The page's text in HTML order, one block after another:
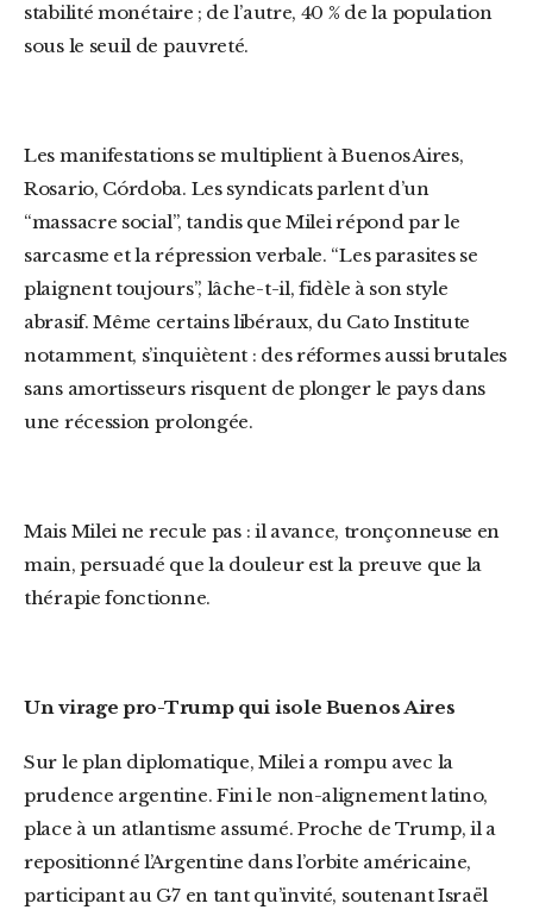
stabilité monétaire ; de l’autre, 40 % de la population
sous le seuil de pauvreté.
Les manifestations se multiplient à Buenos Aires,
Rosario, Córdoba. Les syndicats parlent d’un
“massacre social”, tandis que Milei répond par le
sarcasme et la répression verbale. “Les parasites se
plaignent toujours”, lâche-t-il, fidèle à son style
abrasif. Même certains libéraux, du Cato Institute
notamment, s’inquiètent : des réformes aussi brutales
sans amortisseurs risquent de plonger le pays dans
une récession prolongée.
Mais Milei ne recule pas : il avance, tronçonneuse en
main, persuadé que la douleur est la preuve que la
thérapie fonctionne.
Un virage pro-Trump qui isole Buenos Aires
Sur le plan diplomatique, Milei a rompu avec la
prudence argentine. Fini le non-alignement latino,
place à un atlantisme assumé. Proche de Trump, il a
repositionné l’Argentine dans l’orbite américaine,
participant au G7 en tant qu’invité, soutenant Israël